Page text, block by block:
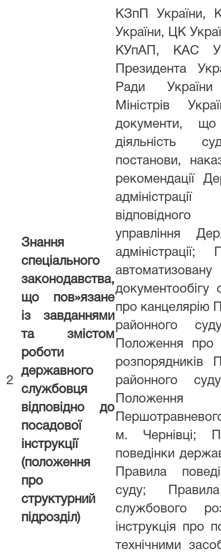
2
Знання
спеціального
законодавства,
що пов»язане
із завданнями
та змістом
роботи
державного
службовця
відповідно до
посадової
інструкції
(положення
про
структурний
підрозділ)
КЗпП України,
України, ЦК
КУпАП, КАС
Президента
Ради
Міністрів
документи, що
діяльність
постанови,
рекомендації
відповідного
управління
про канцелярію
районного
Положення про
розпорядників
районного
Положення
м. Чернівці;
поведінки
Правила
суду;
службового
інструкція про
технічними